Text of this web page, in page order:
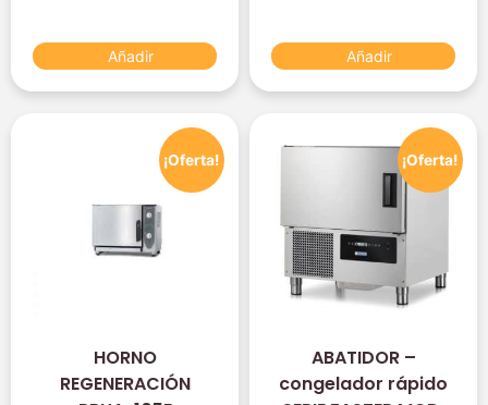
Añadir Añadir
¡Oferta!
HORNO
REGENERACIÓN
¡Oferta!
ABATIDOR –
congelador rápido